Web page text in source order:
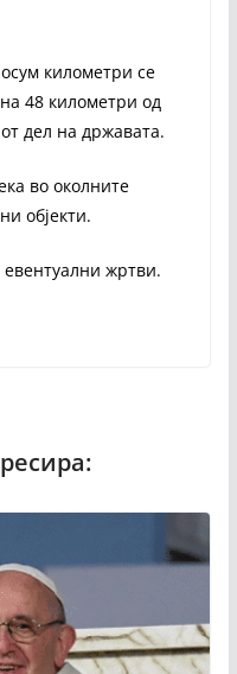
километри се
48 километри од
дел на државата.
во околните
објекти.
жртви.